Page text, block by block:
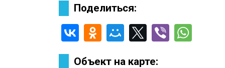
Поделиться:
Объект на карте: